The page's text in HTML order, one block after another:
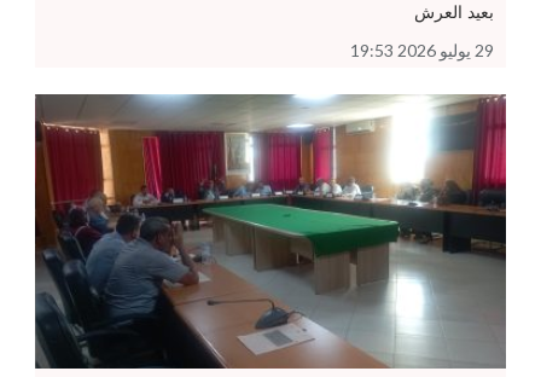
بعيد العرش
29 يوليو 2026 19:53